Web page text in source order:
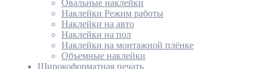
Овальные наклейки
Наклейки Режим работы
Наклейки на авто
Наклейки на пол
Наклейки на монтажной плёнке
Объемные наклейки
Широкоформатная печать